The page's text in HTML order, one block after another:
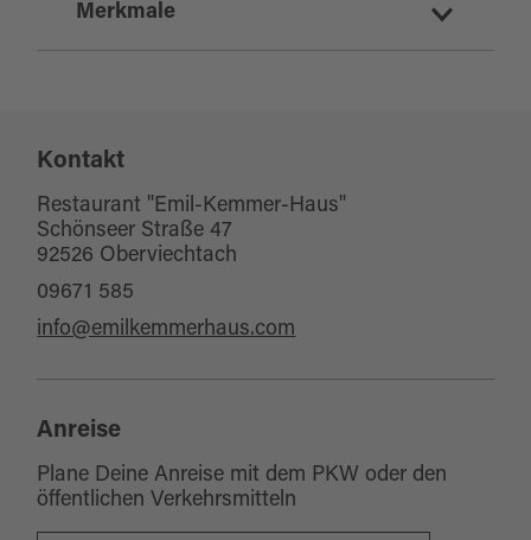
vegetarisch
regionale Küche
Merkmale
für Gruppen
für Kinder (jedes Alter)
Kinderwagentauglich
Wickelraum
Barrierefreies WC
Kontakt
Restaurant "Emil-Kemmer-Haus"
Schönseer Straße 47
92526 Oberviechtach
09671 585
info@emilkemmerhaus.com
Anreise
Plane Deine Anreise mit dem PKW oder den
öffentlichen Verkehrsmitteln